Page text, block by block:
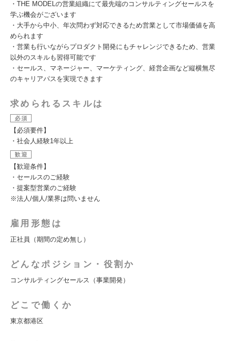
・THE MODELの営業組織にて最先端のコンサルティングセールスを
学ぶ機会がございます
・大手から中小、年次問わず対応できるため営業として市場価値を高
められます
・営業も行いながらプロダクト開発にもチャレンジできるため、営業
以外のスキルも習得可能です
・セールス、マネージャー、マーケティング、経営企画など縦横無尽
のキャリアパスを実現できます
求められるスキルは
必須
【必須要件】
・社会人経験1年以上
歓迎
【歓迎条件】
・セールスのご経験
・提案型営業のご経験
※法人/個人/業界は問いません
雇用形態は
正社員（期間の定め無し）
どんなポジション・役割か
コンサルティングセールス（事業開発）
どこで働くか
東京都港区